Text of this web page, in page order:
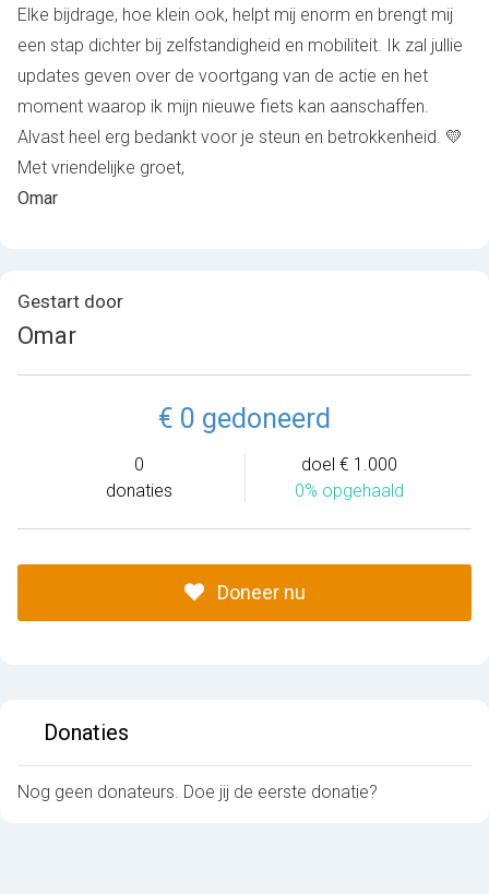
Elke bijdrage, hoe klein ook, helpt mij enorm en brengt mij
een stap dichter bij zelfstandigheid en mobiliteit. Ik zal jullie
updates geven over de voortgang van de actie en het
moment waarop ik mijn nieuwe fiets kan aanschaffen.
Alvast heel erg bedankt voor je steun en betrokkenheid. 💛
Met vriendelijke groet,
Omar
Gestart door
Omar
€ 0 gedoneerd
0
donaties
doel € 1.000
0% opgehaald
Doneer nu
Donaties
Nog geen donateurs. Doe jij de eerste donatie?